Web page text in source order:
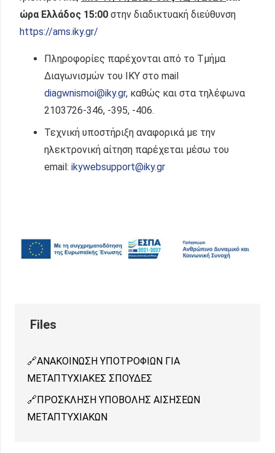
ώρα Ελλάδος 15:00 στην διαδικτυακή διεύθυνση
https://ams.iky.gr/
Πληροφορίες παρέχονται από το Τμήμα
Διαγωνισμών του ΙΚΥ στο mail
diagwnismoi@iky.gr, καθώς και στα τηλέφωνα
2103726-346, -395, -406.
Τεχνική υποστήριξη αναφορικά με την
ηλεκτρονική αίτηση παρέχεται μέσω του
email: ikywebsupport@iky.gr
ΑΝΑΚΟΙΝΩΣΗ ΥΠΟΤΡΟΦΙΩΝ ΓΙΑ
ΜΕΤΑΠΤΥΧΙΑΚΕΣ ΣΠΟΥΔΕΣ
ΠΡΟΣΚΛΗΣΗ ΥΠΟΒΟΛΗΣ ΑΙΣΗΣΕΩΝ
ΜΕΤΑΠΤΥΧΙΑΚΩΝ